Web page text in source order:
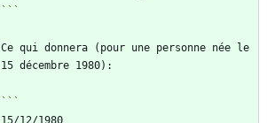
```
Ce qui donnera (pour une personne née le